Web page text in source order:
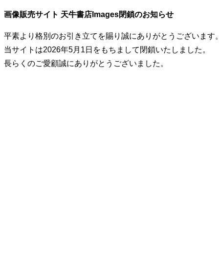
画像販売サイト 天牛書店Images閉鎖のお知らせ
平素より格別のお引き立てを賜り誠にありがとうございます
当サイトは2026年5月1日をもちまして閉鎖いたしました。
長らくのご愛顧誠にありがとうございました。